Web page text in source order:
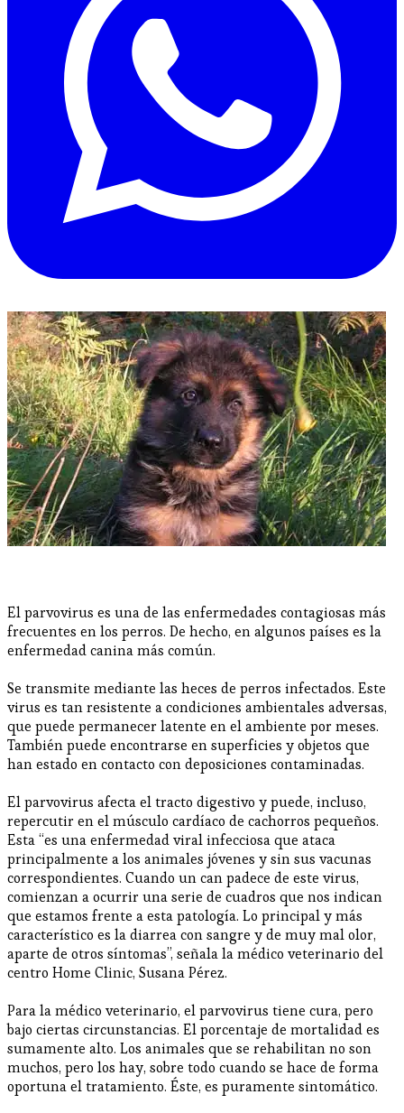
El parvovirus es una de las enfermedades contagiosas más
frecuentes en los perros. De hecho, en algunos países es la
enfermedad canina más común.
Se transmite mediante las heces de perros infectados. Este
virus es tan resistente a condiciones ambientales adversas,
que puede permanecer latente en el ambiente por meses.
También puede encontrarse en superficies y objetos que
han estado en contacto con deposiciones contaminadas.
El parvovirus afecta el tracto digestivo y puede, incluso,
repercutir en el músculo cardíaco de cachorros pequeños.
Esta “es una enfermedad viral infecciosa que ataca
principalmente a los animales jóvenes y sin sus vacunas
correspondientes. Cuando un can padece de este virus,
comienzan a ocurrir una serie de cuadros que nos indican
que estamos frente a esta patología. Lo principal y más
característico es la diarrea con sangre y de muy mal olor,
aparte de otros síntomas”, señala la médico veterinario del
centro Home Clinic, Susana Pérez.
Para la médico veterinario, el parvovirus tiene cura, pero
bajo ciertas circunstancias. El porcentaje de mortalidad es
sumamente alto. Los animales que se rehabilitan no son
muchos, pero los hay, sobre todo cuando se hace de forma
oportuna el tratamiento. Éste, es puramente sintomático.